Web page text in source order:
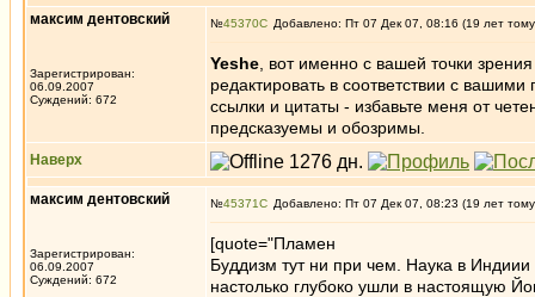
максим дентовский
Зарегистрирован:
06.09.2007
Суждений: 672
№45370 Добавлено: Пт 07 Дек 07, 08:16 (19 лет
Yeshe , вот именно с вашей точки
редактировать в соответствии с
ссылки и цитаты - избавьте меня от
предсказуемы и обозримы.
Наверх
максим дентовский
Зарегистрирован:
06.09.2007
Суждений: 672
№45371 Добавлено: Пт 07 Дек 07, 08:23 (19 лет
[quote="Пламен
Буддизм тут ни при чем. Наука в
настолько глубоко ушли в настоящую